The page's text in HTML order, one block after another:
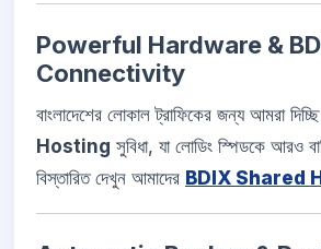
Powerful Hardware &
Connectivity
বাংলাদেশের লোকাল ট্রাফিকের জন্য আমরা দিচ্ছি
Hosting সুবিধা, যা লোডিং স্পিডকে আরও
বিস্তারিত দেখুন আমাদের BDIX Shared